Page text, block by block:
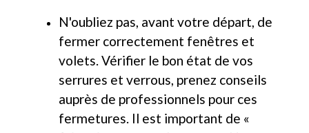
N'oubliez pas, avant votre départ, de
fermer correctement fenêtres et
volets. Vérifier le bon état de vos
serrures et verrous, prenez conseils
auprès de professionnels pour ces
fermetures. Il est important de «